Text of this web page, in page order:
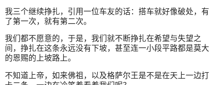
我三个继续挣扎，引用一位车友的话：搭车就好像破处，有
了第一次，就有第二次。
我们都不愿意的，于是，我们就不断挣扎在希望与失望之
间，挣扎在这条永远没有下坡，甚至连一小段平路都是莫大
的恩赐的上坡路上。
不知道上帝，如来佛祖，以及格萨尔王是不是在天上一边打